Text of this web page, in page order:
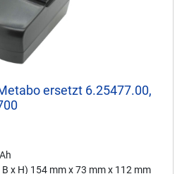
ersetzt 6.25477.00,
B x H) 154 mm x 73 mm x 112 mm